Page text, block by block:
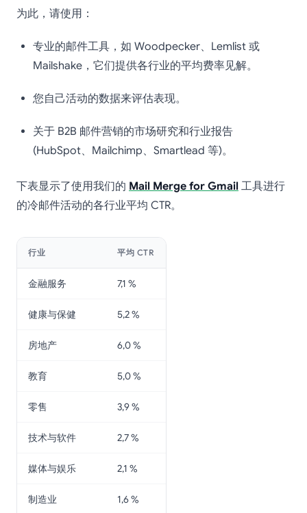
为此，请使用：
专业的邮件工具，如 Woodpecker、Lemlist 或
Mailshake，它们提供各行业的平均费率见解。
您自己活动的数据来评估表现。
关于 B2B 邮件营销的市场研究和行业报告
(HubSpot、Mailchimp、Smartlead 等)。
下表显示了使用我们的 Mail Merge for Gmail 工具进行
的冷邮件活动的各行业平均 CTR。
行业 平均 CTR
金融服务 7,1 %
健康与保健 5,2 %
房地产 6,0 %
教育 5,0 %
零售 3,9 %
技术与软件 2,7 %
媒体与娱乐 2,1 %
制造业 1,6 %